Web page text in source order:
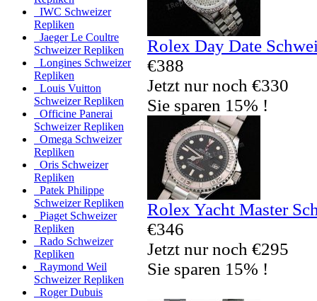
IWC Schweizer
Repliken
Jaeger Le Coultre
Schweizer Repliken
Longines Schweizer
Repliken
Louis Vuitton
Schweizer Repliken
Officine Panerai
Schweizer Repliken
Omega Schweizer
Repliken
Oris Schweizer
Repliken
Patek Philippe
Schweizer Repliken
Piaget Schweizer
Repliken
Rado Schweizer
Repliken
Raymond Weil
Schweizer Repliken
Roger Dubuis
Rolex Day Date
€388
Jetzt nur noch €330
Sie sparen 15% !
Rolex Yacht Master
€346
Jetzt nur noch €295
Sie sparen 15% !